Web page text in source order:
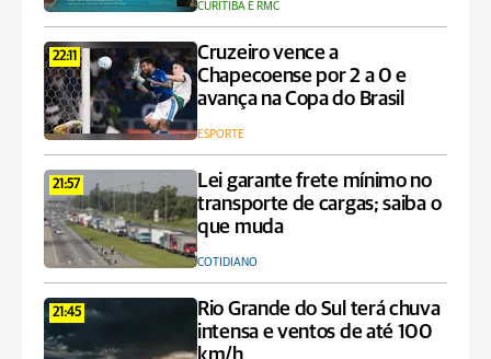
CURITIBA E RMC
22:11
Cruzeiro vence a
Chapecoense por 2 a 0 e
avança na Copa do Brasil
ESPORTE
21:57
Lei garante frete mínimo no
transporte de cargas; saiba o
que muda
COTIDIANO
21:45
Rio Grande do Sul terá chuva
intensa e ventos de até 100